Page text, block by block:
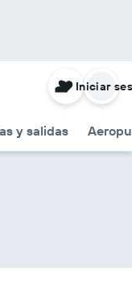
y salidas
Iniciar